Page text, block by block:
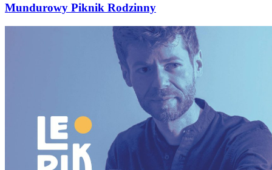
Mundurowy Piknik Rodzinny